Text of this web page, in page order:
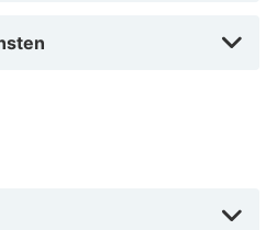
privébadkamers met een
en de kamers worden
tot op 0,1 mijl en